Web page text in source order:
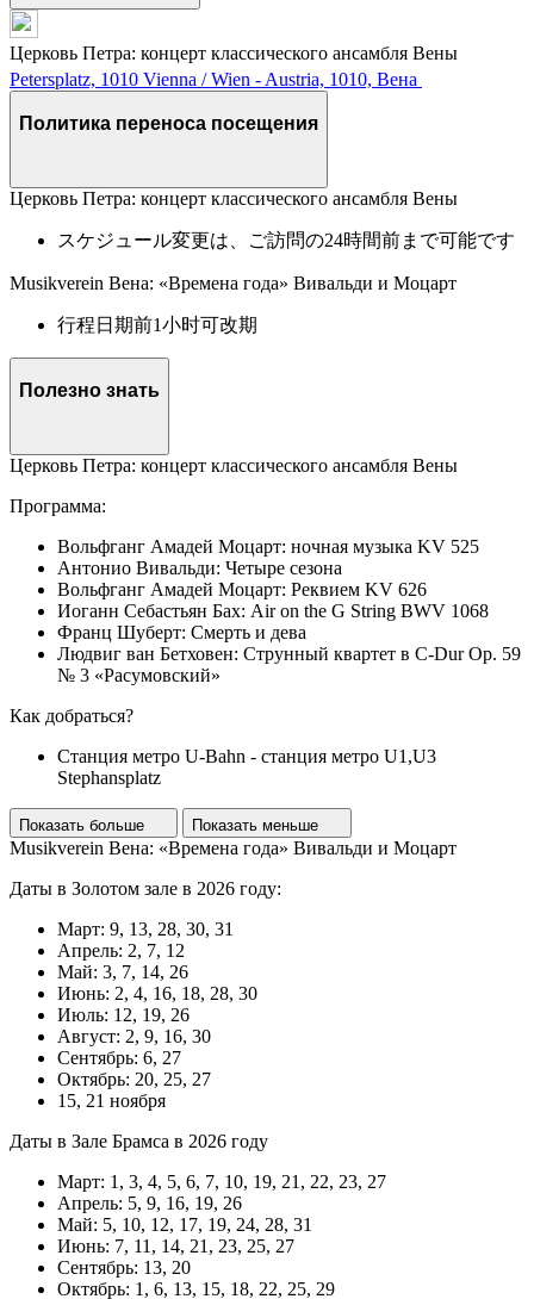
Церковь Петра: концерт классического ансамбля Вены
Petersplatz, 1010 Vienna / Wien - Austria, 1010, Вена
Политика переноса посещения
Церковь Петра: концерт классического ансамбля Вены
スケジュール変更は、ご訪問の24時間前まで可能です
Musikverein Вена: «Времена года» Вивальди и Моцарт
行程日期前1小时可改期
Полезно знать
Церковь Петра: концерт классического ансамбля Вены
Программа:
Вольфганг Амадей Моцарт: ночная музыка KV 525
Антонио Вивальди: Четыре сезона
Вольфганг Амадей Моцарт: Реквием KV 626
Иоганн Себастьян Бах: Air on the G String BWV 1068
Франц Шуберт: Смерть и дева
Людвиг ван Бетховен: Струнный квартет в C-Dur Op. 59
№ 3 «Расумовский»
Как добраться?
Станция метро U-Bahn - станция метро U1,U3
Stephansplatz
Показать больше Показать меньше
Musikverein Вена: «Времена года» Вивальди и Моцарт
Даты в Золотом зале в 2026 году:
Март: 9, 13, 28, 30, 31
Апрель: 2, 7, 12
Май: 3, 7, 14, 26
Июнь: 2, 4, 16, 18, 28, 30
Июль: 12, 19, 26
Август: 2, 9, 16, 30
Сентябрь: 6, 27
Октябрь: 20, 25, 27
15, 21 ноября
Даты в Зале Брамса в 2026 году
Март: 1, 3, 4, 5, 6, 7, 10, 19, 21, 22, 23, 27
Апрель: 5, 9, 16, 19, 26
Май: 5, 10, 12, 17, 19, 24, 28, 31
Июнь: 7, 11, 14, 21, 23, 25, 27
Сентябрь: 13, 20
Октябрь: 1, 6, 13, 15, 18, 22, 25, 29